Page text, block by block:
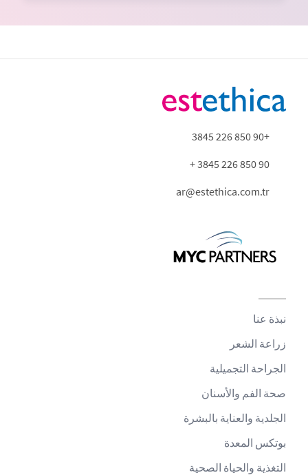
+90 850 226 3845
90 850 226 3845 +
ar@estethica.com.tr
نبذة عنا
زراعة الشعر
الجراحة التجميلية
صحة الفم والأسنان
الجلدية والعناية بالبشرة
بوتكس المعدة
التغذية والحياة الصحية